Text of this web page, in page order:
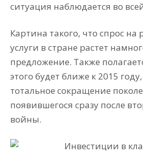
ситуация наблюдается во
Картина такого, что спрос на
услуги в стране растет
предложение. Также
этого будет ближе к 2015
тотальное сокращение
появившегося сразу после
войны.